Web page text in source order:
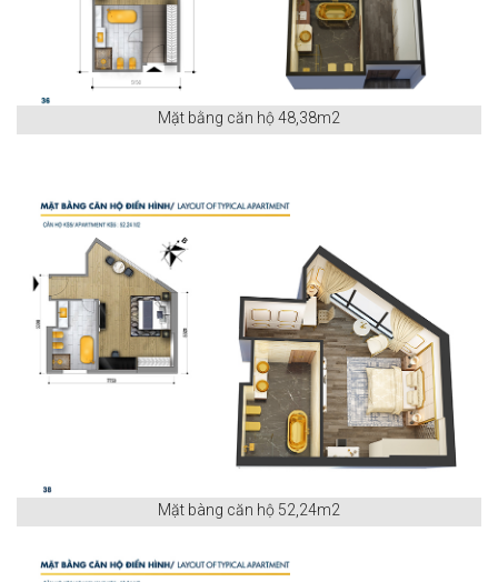
Mặt bằng căn hộ 48,38m2
Mặt bàng căn hộ 52,24m2